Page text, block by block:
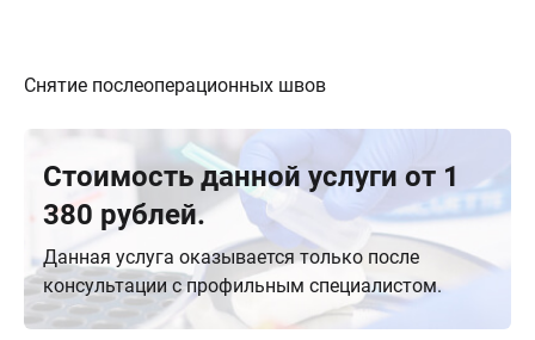
Снятие послеоперационных швов
Стоимость данной услуги от 1
380 рублей.
Данная услуга оказывается только после
консультации с профильным специалистом.